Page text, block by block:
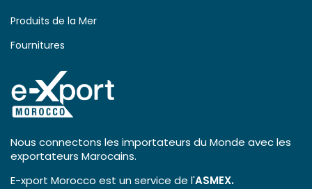
Produits de la Mer
Fournitures
Nous connectons les importateurs du Monde avec les
exportateurs Marocains.
E-xport Morocco est un service de l'ASMEX.